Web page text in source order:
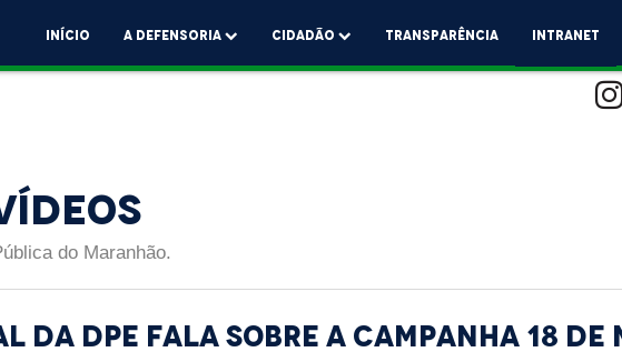
Início A Defensoria Cidadão Transparência Intranet
do Maranhão.
DPE fala sobre a campanha 18 de